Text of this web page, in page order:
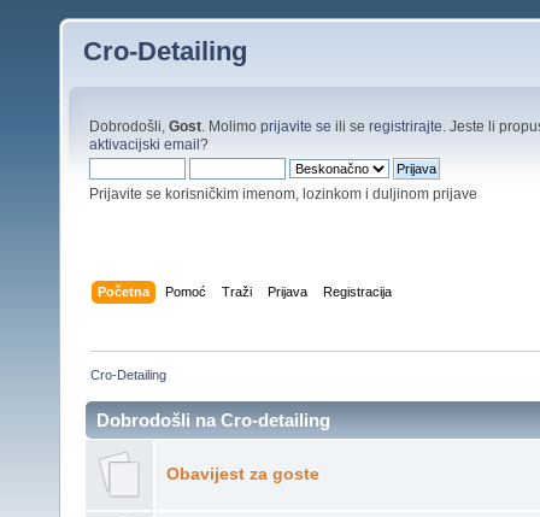
Cro-Detailing
Dobrodošli, Gost . Molimo prijavite se ili se registrirajte . Jeste li
aktivacijski email?
Prijavite se korisničkim imenom, lozinkom i duljinom prijave
Početna Pomoć Traži Prijava Registracija
Cro-Detailing
Dobrodošli na Cro-detailing
Obavijest za goste